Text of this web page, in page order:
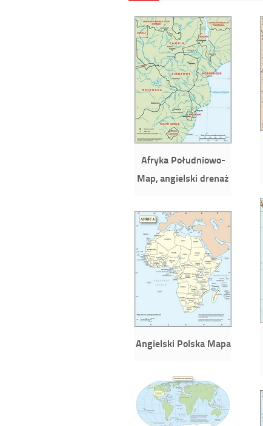
Afryka Południowo-
Map, angielski drenaż
Angielski Polska Mapa